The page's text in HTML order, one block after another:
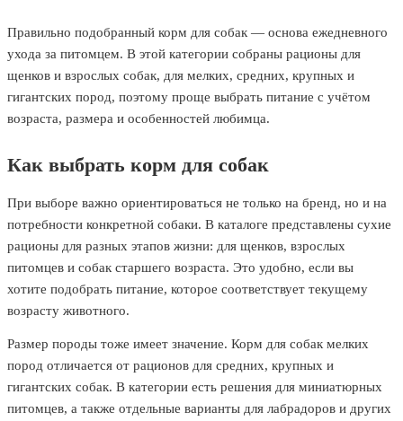
Правильно подобранный корм для собак — основа ежедневного
ухода за питомцем. В этой категории собраны рационы для
щенков и взрослых собак, для мелких, средних, крупных и
гигантских пород, поэтому проще выбрать питание с учётом
возраста, размера и особенностей любимца.
Как выбрать корм для собак
При выборе важно ориентироваться не только на бренд, но и на
потребности конкретной собаки. В каталоге представлены сухие
рационы для разных этапов жизни: для щенков, взрослых
питомцев и собак старшего возраста. Это удобно, если вы
хотите подобрать питание, которое соответствует текущему
возрасту животного.
Размер породы тоже имеет значение. Корм для собак мелких
пород отличается от рационов для средних, крупных и
гигантских собак. В категории есть решения для миниатюрных
питомцев, а также отдельные варианты для лабрадоров и других